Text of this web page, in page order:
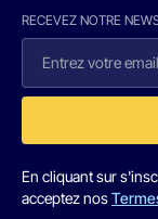
RECEVEZ NOTRE
En cliquant sur
acceptez nos